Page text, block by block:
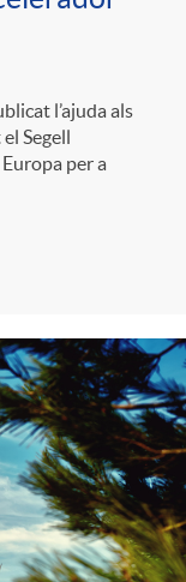
l’ajuda als
Segell
per a